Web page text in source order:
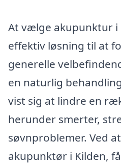
At vælge akupunktur i
effektiv løsning til at
generelle
en naturlig
vist sig at lindre en
herunder smerter,
søvnproblemer. Ved
akupunktør i Kilden,